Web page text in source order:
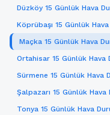
Düzköy 15 Günlük Hava
Köprübaşı 15 Günlük
Maçka 15 Günlük Hava
Ortahisar 15 Günlük Hava
Sürmene 15 Günlük Hava
Şalpazarı 15 Günlük Hava
Tonya 15 Günlük Hava